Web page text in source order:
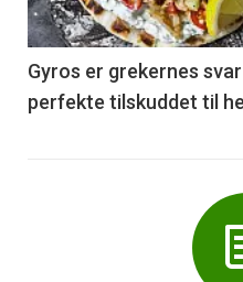
-
6
Gyros er grekernes
perfekte tilskuddet til